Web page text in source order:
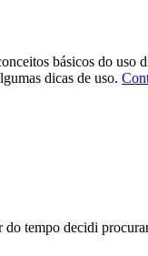
básicos do uso
dicas de uso.
tempo decidi